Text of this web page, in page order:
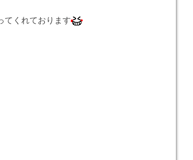
てくれております